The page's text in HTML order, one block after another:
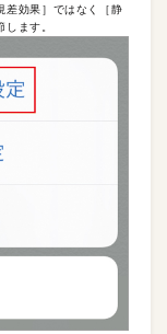
差効果］ではなく［静
ます。